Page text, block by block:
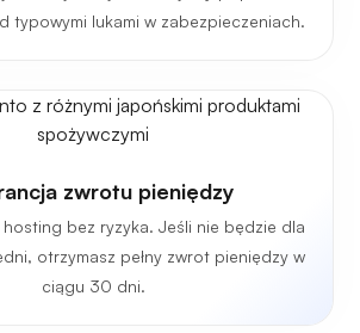
typowymi lukami w zabezpieczeniach.
zwrotu pieniędzy
bez ryzyka. Jeśli nie będzie dla
otrzymasz pełny zwrot pieniędzy w
ciągu 30 dni.